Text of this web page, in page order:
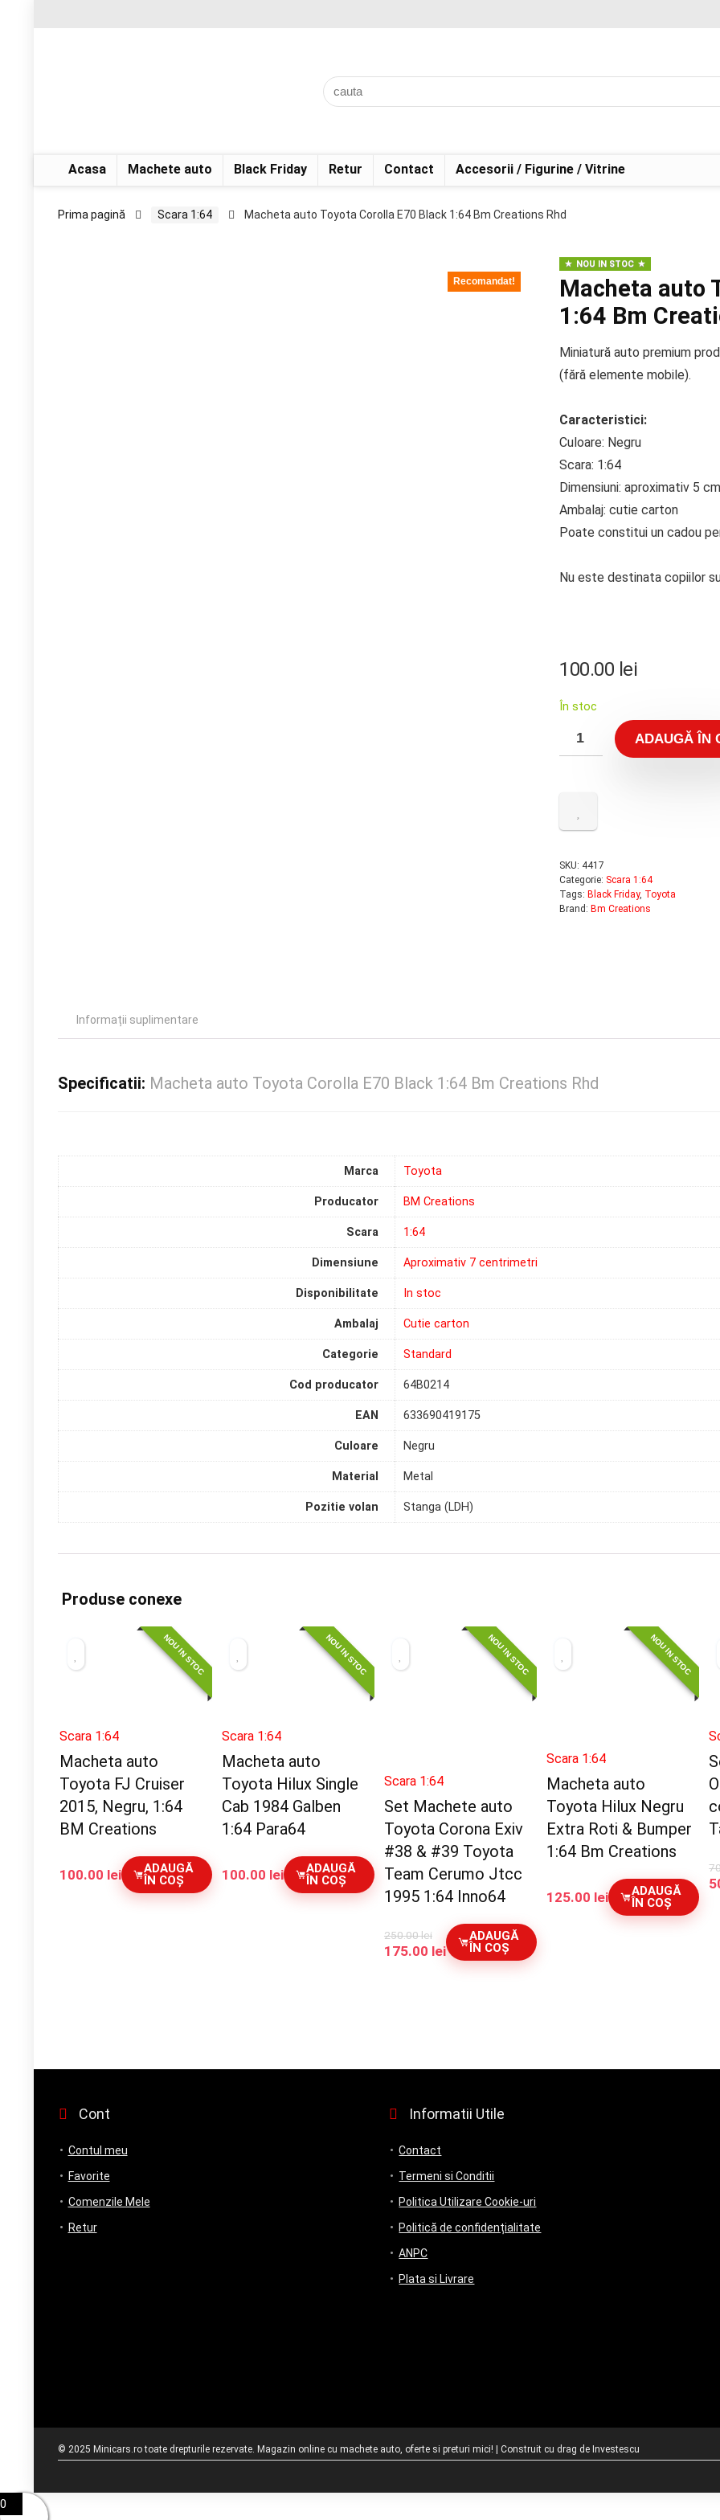
Acasa Machete auto Black Friday Retur Contact Accesorii / Figurine / Vitrine
Prima pagină Scara 1:64 Macheta auto Toyota Corolla E70 Black 1:64 Bm Creations Rhd
Recomandat!
NOU IN STOC
Macheta auto
1:64 Bm
Miniatură auto premium
(fără elemente mobile).
Caracteristici:
Culoare: Negru
Scara: 1:64
Dimensiuni: aproximativ 5 cm
Ambalaj: cutie carton
Poate constitui un cadou
Nu este destinata copiilor
100.00 lei
În stoc
ADAUGĂ ÎN
SKU: 4417
Categorie: Scara 1:64
Tags: Black Friday, Toyota
Brand: Bm Creations
Informații suplimentare
Specificatii: Macheta auto Toyota Corolla E70 Black 1:64 Bm Creations Rhd
Marca Toyota
Producator BM Creations
Scara 1:64
Dimensiune Aproximativ 7 centrimetri
Disponibilitate In stoc
Ambalaj Cutie carton
Categorie Standard
Cod producator 64B0214
EAN 633690419175
Culoare Negru
Material Metal
Pozitie volan Stanga (LDH)
Produse conexe
NOU IN STOC
Scara 1:64
Macheta auto
Toyota FJ Cruiser
2015, Negru, 1:64
BM Creations
100.00 lei
ADAUGĂ
ÎN COȘ
NOU IN STOC
Scara 1:64
Macheta auto
Toyota Hilux Single
Cab 1984 Galben
1:64 Para64
100.00 lei
ADAUGĂ
ÎN COȘ
NOU IN STOC
Scara 1:64
Set Machete auto
Toyota Corona Exiv
#38 & #39 Toyota
Team Cerumo Jtcc
1995 1:64 Inno64
250.00lei
Prețul
175.00 leiPrețul
curent
ADAUGĂ
ÎN COȘ
NOU IN STOC
Scara 1:64
Macheta auto
Toyota Hilux Negru
Extra Roti & Bumper
1:64 Bm Creations
125.00 lei
ADAUGĂ
ÎN COȘ
Cont
Contul meu
Favorite
Comenzile Mele
Retur
Informatii Utile
Contact
Termeni si Conditii
Politica Utilizare Cookie-uri
Politică de confidențialitate
ANPC
Plata si Livrare
© 2025 Minicars.ro toate drepturile rezervate. Magazin online cu machete auto, oferte si preturi mici! | Construit cu drag de Investescu
0